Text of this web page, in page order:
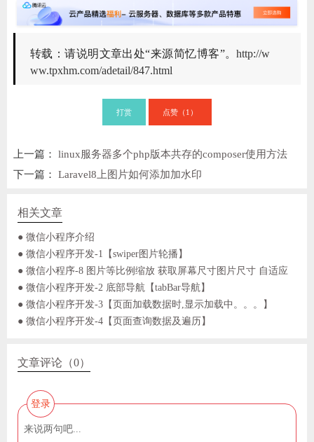
转载：请说明文章出处“来源简忆博客”。http://w
ww.tpxhm.com/adetail/847.html
打赏 点赞（ 1 ）
上一篇：linux服务器多个php版本共存的composer使用方法
下一篇：Laravel8上图片如何添加加水印
相关文章
● 微信小程序介绍
● 微信小程序开发-1【swiper图片轮播】
● 微信小程序-8 图片等比例缩放 获取屏幕尺寸图片尺寸 自适应
● 微信小程序开发-2 底部导航【tabBar导航】
● 微信小程序开发-3【页面加载数据时,显示加载中。。。】
● 微信小程序开发-4【页面查询数据及遍历】
文章评论（0）
登录